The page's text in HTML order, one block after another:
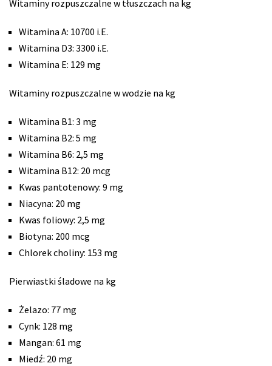
Witaminy rozpuszczalne w tłuszczach na kg
Witamina A: 10700 i.E.
Witamina D3: 3300 i.E.
Witamina E: 129 mg
Witaminy rozpuszczalne w wodzie na kg
Witamina B1: 3 mg
Witamina B2: 5 mg
Witamina B6: 2,5 mg
Witamina B12: 20 mcg
Kwas pantotenowy: 9 mg
Niacyna: 20 mg
Kwas foliowy: 2,5 mg
Biotyna: 200 mcg
Chlorek choliny: 153 mg
Pierwiastki śladowe na kg
Żelazo: 77 mg
Cynk: 128 mg
Mangan: 61 mg
Miedź: 20 mg